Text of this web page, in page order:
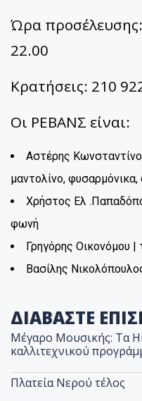
Ώρα
22.00
Κρατήσεις: 210
Οι ΡΕΒΑΝΣ είναι:
Αστέρης
μαντολίνο,
Χρήστος Ελ
φωνή
Γρηγόρης Οικονόμου |
Βασίλης
ΔΙΑΒΑΣΤΕ
Μέγαρο Μουσικής: Τα
καλλιτεχνικού
Πλατεία Νερού τέλος